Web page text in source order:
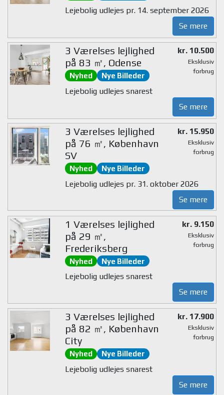
Lejebolig udlejes pr. 14. september 2026
Se mere
3 Værelses lejlighed
på 83 ㎡, Odense
Nyhed Nye Billeder
kr. 10.500
Eksklusiv
forbrug
Lejebolig udlejes snarest
Se mere
3 Værelses lejlighed
på 76 ㎡, København
SV
Nyhed Nye Billeder
kr. 15.950
Eksklusiv
forbrug
Lejebolig udlejes pr. 31. oktober 2026
Se mere
1 Værelses lejlighed
på 29 ㎡,
Frederiksberg
Nyhed Nye Billeder
kr. 9.150
Eksklusiv
forbrug
Lejebolig udlejes snarest
Se mere
3 Værelses lejlighed
på 82 ㎡, København
City
Nyhed Nye Billeder
kr. 17.900
Eksklusiv
forbrug
Lejebolig udlejes snarest
Se mere